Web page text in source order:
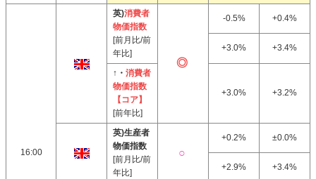
16:00
英)消費者
物価指数
[前月比/前
年比]
-0.5% +0.4%
+3.0% +3.4%
↑・ 消費者
物価指数
【コア】
[前年比]
+3.0% +3.2%
英)生産者
物価指数
[前月比/前
年比]
+0.2% ±0.0%
+2.9% +3.4%